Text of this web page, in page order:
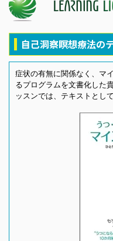
自己洞察瞑想療法の
症状の有無に関係なく、マ
るプログラムを文書化した
ッスンでは、テキストとし